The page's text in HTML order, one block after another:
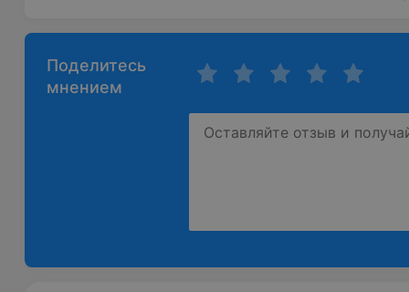
Поделитесь
мнением